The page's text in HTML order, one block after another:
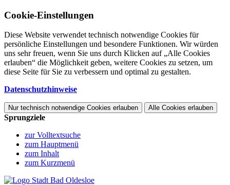
Cookie-Einstellungen
Diese Website verwendet technisch notwendige Cookies für
persönliche Einstellungen und besondere Funktionen. Wir würden
uns sehr freuen, wenn Sie uns durch Klicken auf „Alle Cookies
erlauben“ die Möglichkeit geben, weitere Cookies zu setzen, um
diese Seite für Sie zu verbessern und optimal zu gestalten.
Datenschutzhinweise
Nur technisch notwendige Cookies erlauben Alle Cookies erlauben
Sprungziele
zur Volltextsuche
zum Hauptmenü
zum Inhalt
zum Kurzmenü